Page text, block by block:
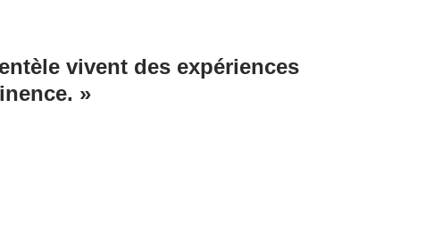
vivent des expériences
»